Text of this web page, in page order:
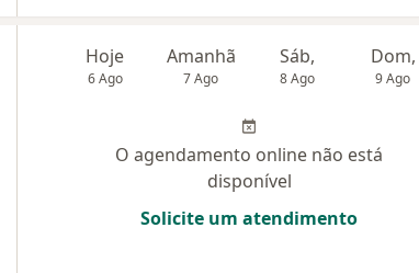
Hoje
6 Ago
Amanhã
7 Ago
Sáb,
8 Ago
Dom,
9 Ago
O agendamento online não está
disponível
Solicite um atendimento